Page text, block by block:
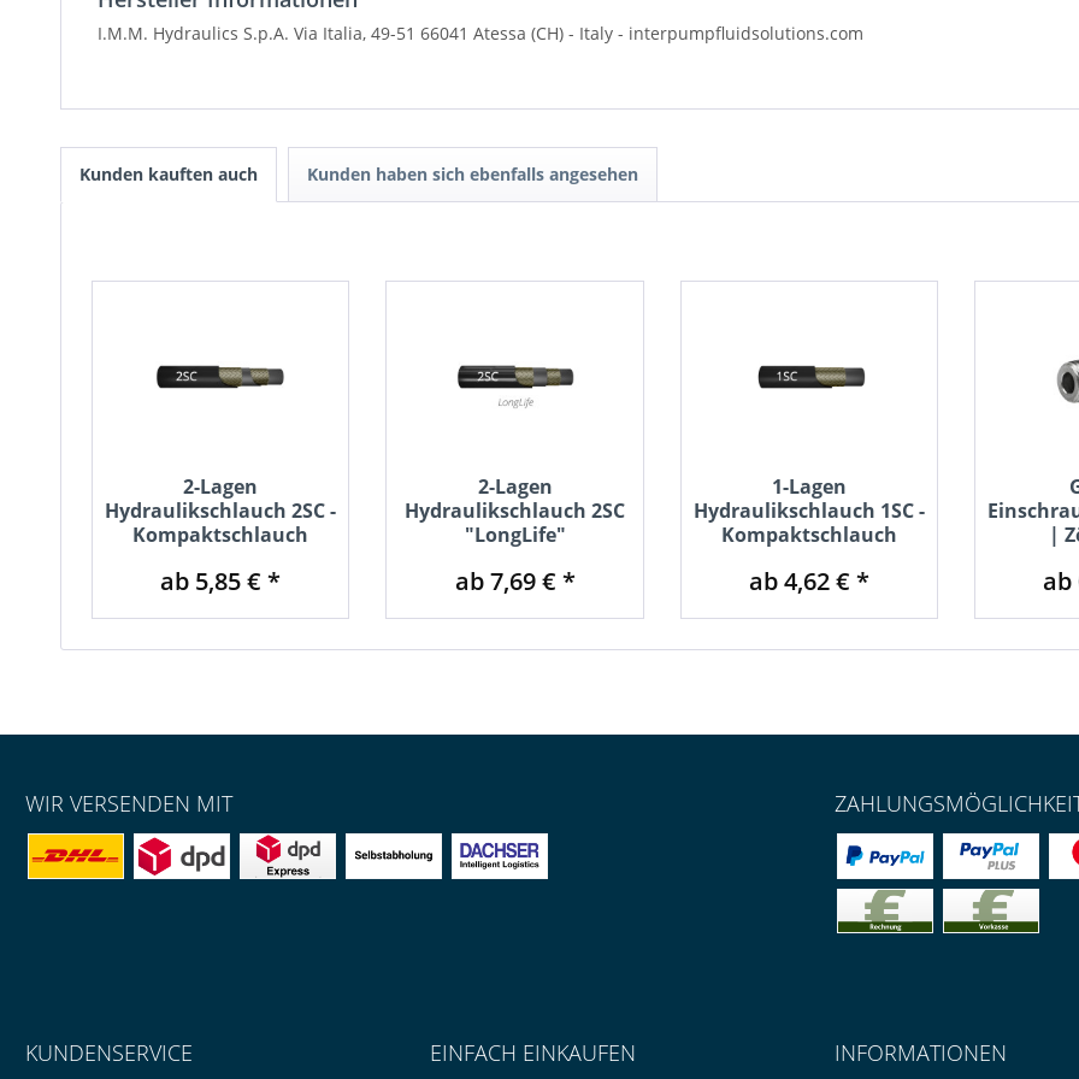
I.M.M. Hydraulics S.p.A. Via Italia, 49-51 66041 Atessa (CH) - Italy - interpumpfluidsolutions.com
Kunden kauften auch Kunden haben sich ebenfalls angesehen
2-Lagen
Hydraulikschlauch 2SC -
Kompaktschlauch
ab 5,85 € *
2-Lagen
Hydraulikschlauch 2SC
"LongLife"
ab 7,69 € *
1-Lagen
Hydraulikschlauch 1SC -
Kompaktschlauch
ab 4,62 € *
|
ab
WIR VERSENDEN MIT
KUNDENSERVICE EINFACH EINKAUFEN INFORMATIONEN